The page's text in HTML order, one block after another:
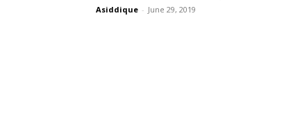
Asiddique - June 29, 2019